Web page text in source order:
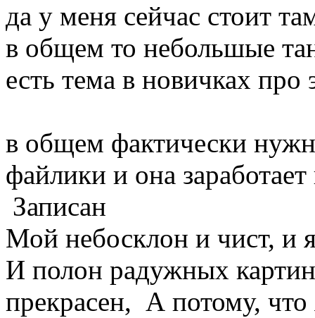
да у меня сейчас стоит
в общем то небольшые
есть тема в новичках про
в общем фактически
файлики и она
Записан
Мой небосклон и чист, и
И полон радужных
прекрасен, А потому,